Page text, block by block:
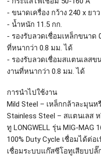
- ขนาดเครื่อง กว้าง 240 x ยา
- น้ำหนัก 11.5 กก.
- รองรับลวดเชื่อมเหล็กขนาด
ที่หนากว่า 0.8 มม. ได้
- รองรับลวดเชื่อมสแตนเลสข
งานที่หนากว่า 0.8 มม. ได้
การนำไปใช้งาน
Mild Steel – เหล็กกล้าละมุน
Stainless Steel – สแตนเลส
ทู LONGWELL รุ่น MIG-
100% Duty Cycle เชื่อมได้ต่
เชื่อมระบบแก๊สซีโอทูเสียบป